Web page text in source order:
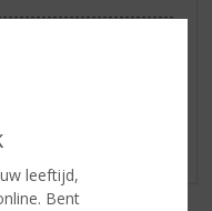
leeftijd,
Bent
dit product